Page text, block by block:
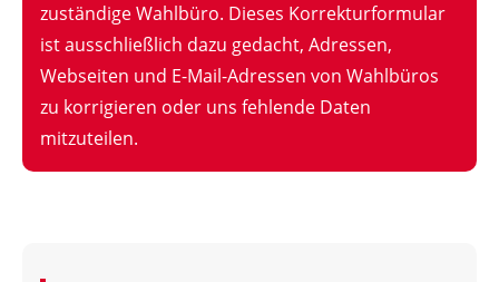
zuständige Wahlbüro. Dieses Korrekturformular
ist ausschließlich dazu gedacht, Adressen,
Webseiten und E-Mail-Adressen von Wahlbüros
zu korrigieren oder uns fehlende Daten
mitzuteilen.